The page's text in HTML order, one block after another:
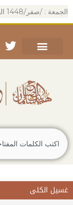
الجمعة : /صفر/1448 الموافق : 31 من شهر أغسطس لعام 2026
Search
غسيل الكلى